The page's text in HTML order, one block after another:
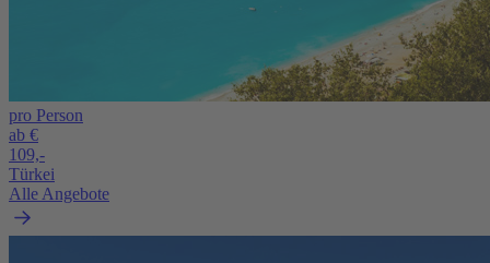
pro Person
ab €
109,-
Türkei
Alle Angebote